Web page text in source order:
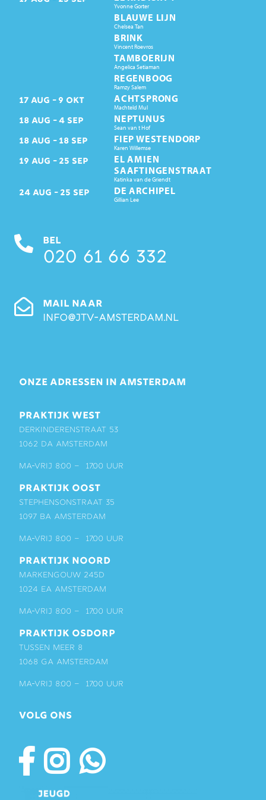
Yvonne Gorter
BLAUWE LIJN
Chelsea Tan
BRINK
Vincent Roevros
TAMBOERIJN
Angelica Setiaman
REGENBOOG
Ramzy Salem
17 AUG 9 OKT ACHTSPRONG
Machteld Mul
18 AUG 4 SEP NEPTUNUS
Sean van t Hof
18 AUG 18 SEP FIEP WESTENDORP
Karen Willemse
19 AUG 25 SEP
EL AMIEN
SAAFTINGENSTRAAT
Katinka van de Griendt
24 AUG 25 SEP DE ARCHIPEL
Gillian Lee
BEL
020 61 66 332
MAIL NAAR
info@jtv-amsterdam.nl
ONZE ADRESSEN IN AMSTERDAM
PRAKTIJK WEST
Derkinderenstraat 53
1062 DA Amsterdam
ma-vrij 8:00 – 17:00 uur
PRAKTIJK OOST
Stephensonstraat 35
1097 BA Amsterdam
ma-vrij 8:00 – 17:00 uur
PRAKTIJK NOORD
Markengouw 245D
1024 EA Amsterdam
ma-vrij 8:00 – 17:00 uur
PRAKTIJK OSDORP
Tussen Meer 8
1068 GA Amsterdam
ma-vrij 8:00 – 17:00 uur
VOLG ONS